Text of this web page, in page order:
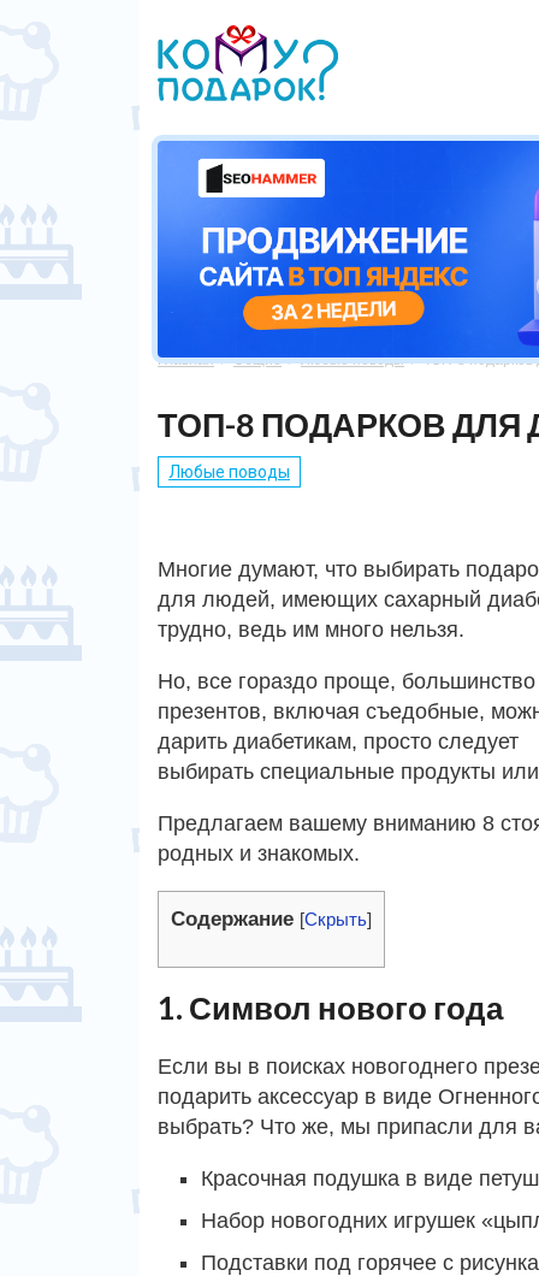
Главная  Общие  Любые поводы  ТОП-8 подарков
ТОП-8 ПОДАРКОВ ДЛЯ
Любые поводы
Многие думают, что выбирать
для людей, имеющих сахарный
трудно, ведь им много нельзя.
Но, все гораздо проще, большинство
презентов, включая съедобные,
дарить диабетикам, просто следует
выбирать специальные продукты
Предлагаем вашему вниманию 8
родных и знакомых.
Содержание [Скрыть]
1. Символ нового года
Если вы в поисках новогоднего
подарить аксессуар в виде
выбрать? Что же, мы припасли для
Красочная подушка в виде
Набор новогодних игрушек
Подставки под горячее с